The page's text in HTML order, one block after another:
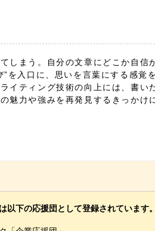
しまう。自分の文章にどこか自
を入口に、思いを言葉にする感覚
イティング技術の向上には、書い
魅力や強みを再発見するきっかけ
以下の応援団として登録されています。